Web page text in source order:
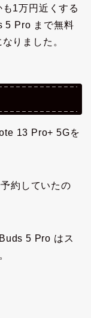
1万円近くする
5 Pro まで無料
りました。
13 Pro+ 5Gを
約していたの
5 Pro はス